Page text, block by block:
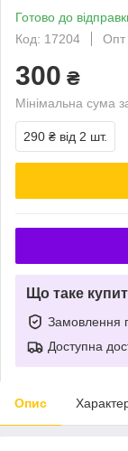
Готово до
Код: 17204
Опт
300 ₴
Мінімальна сума
290 ₴ від 2 шт.
Що таке
Замовлення
Доступна
Опис